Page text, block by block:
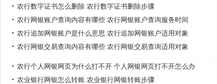
农行数字证书怎么删除 农行数字证书删除步骤
农行网银账户查询内容有哪些 农行网银账户查询服务时间
农行追加网银账户是什么意思 农行追加网银账户适用对象
农行网银交易查询内容有哪些 农行网银交易查询适用对象
农行个人网银网页为什么打不开 个人网银网页打不开怎么办
农业银行网银怎么转账 农业银行网银转账步骤